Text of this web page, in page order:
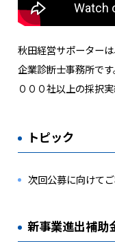
秋田経営サポーター
企業診断士事務所で
０００社以上の採択実
トピック
次回公募に向けて
新事業進出補助